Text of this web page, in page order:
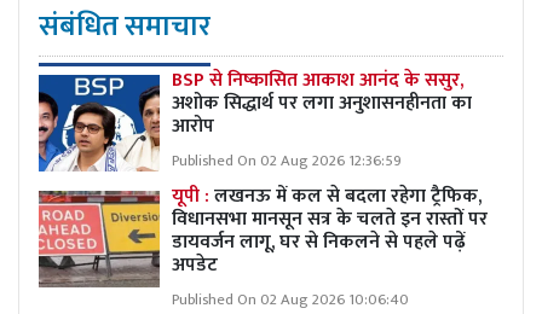
संबंधित समाचार
BSP से निष्कासित आकाश आनंद के ससुर,
अशोक सिद्धार्थ पर लगा अनुशासनहीनता का
आरोप
Published On 02 Aug 2026 12:36:59
यूपी :लखनऊ में कल से बदला रहेगा ट्रैफिक,
विधानसभा मानसून सत्र के चलते इन रास्तों पर
डायवर्जन लागू, घर से निकलने से पहले पढ़ें
अपडेट
Published On 02 Aug 2026 10:06:40